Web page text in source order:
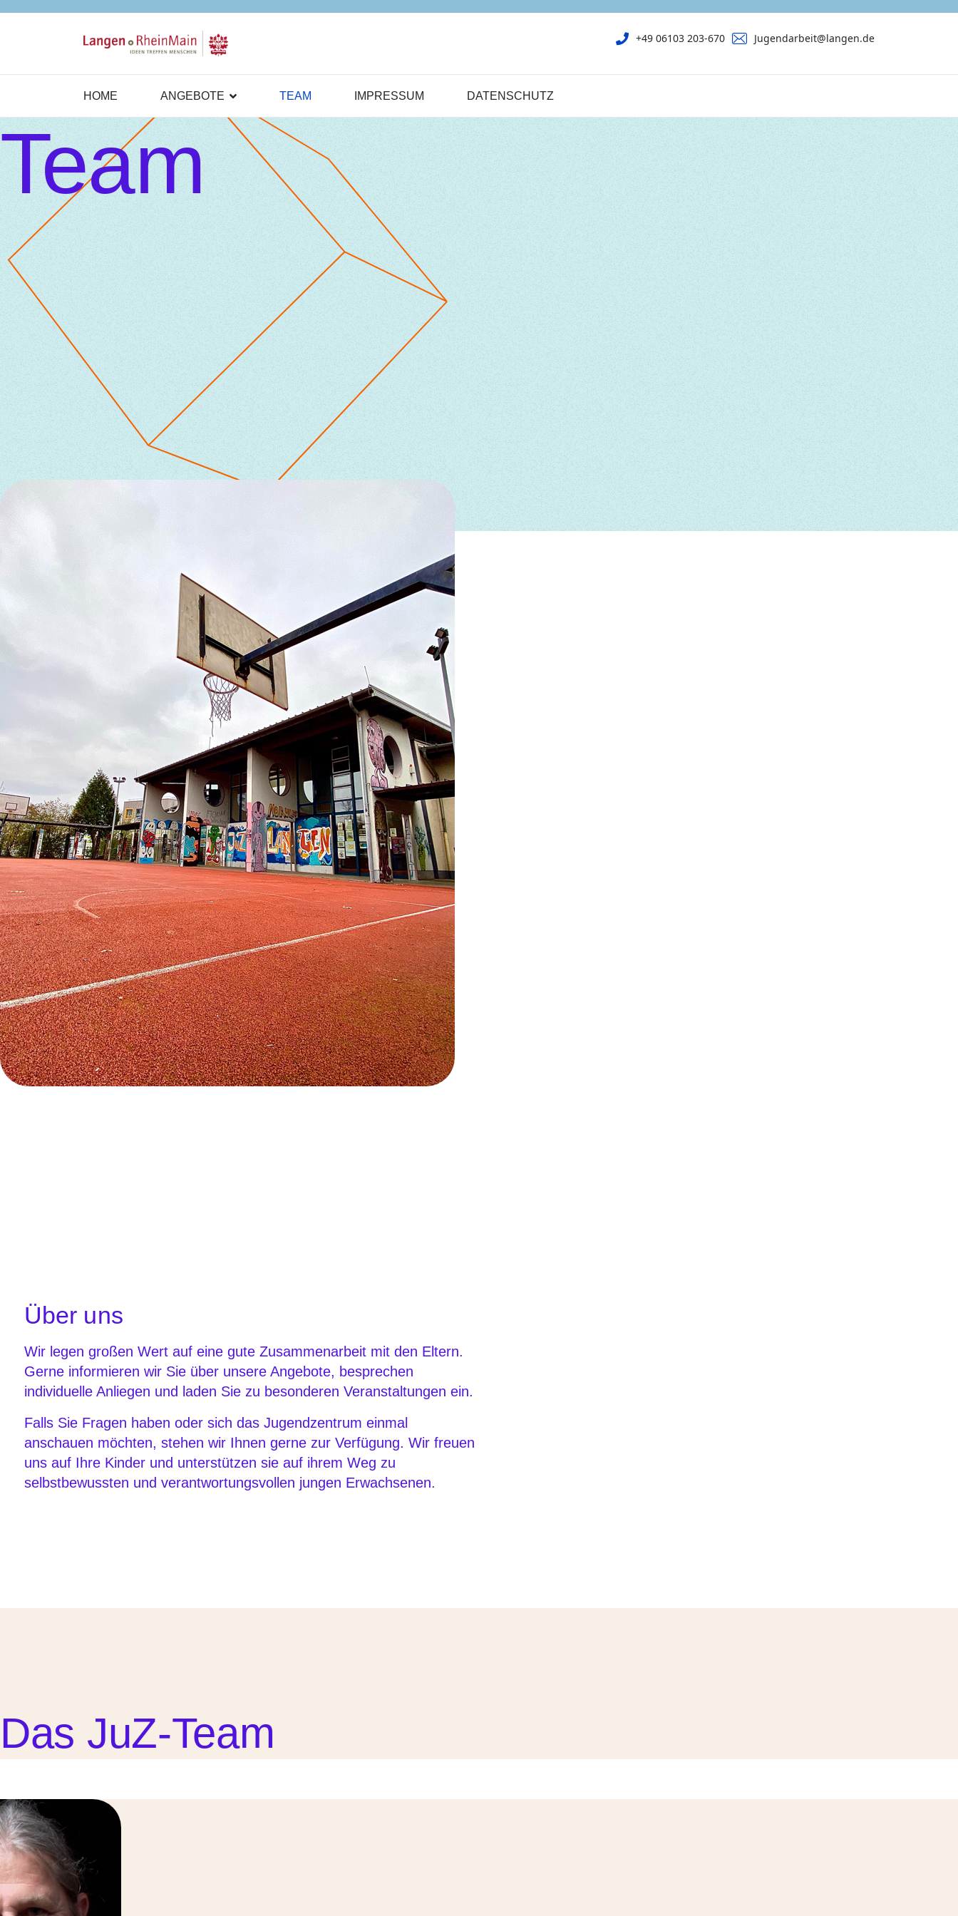
+49 06103 203-670 Jugendarbeit@langen.de
HOME ANGEBOTE TEAM IMPRESSUM DATENSCHUTZ
Team
Über uns
Wir legen großen Wert auf eine gute Zusammenarbeit mit den Eltern.
Gerne informieren wir Sie über unsere Angebote, besprechen
individuelle Anliegen und laden Sie zu besonderen Veranstaltungen ein.
Falls Sie Fragen haben oder sich das Jugendzentrum einmal
anschauen möchten, stehen wir Ihnen gerne zur Verfügung. Wir freuen
uns auf Ihre Kinder und unterstützen sie auf ihrem Weg zu
selbstbewussten und verantwortungsvollen jungen Erwachsenen.
Das JuZ-Team